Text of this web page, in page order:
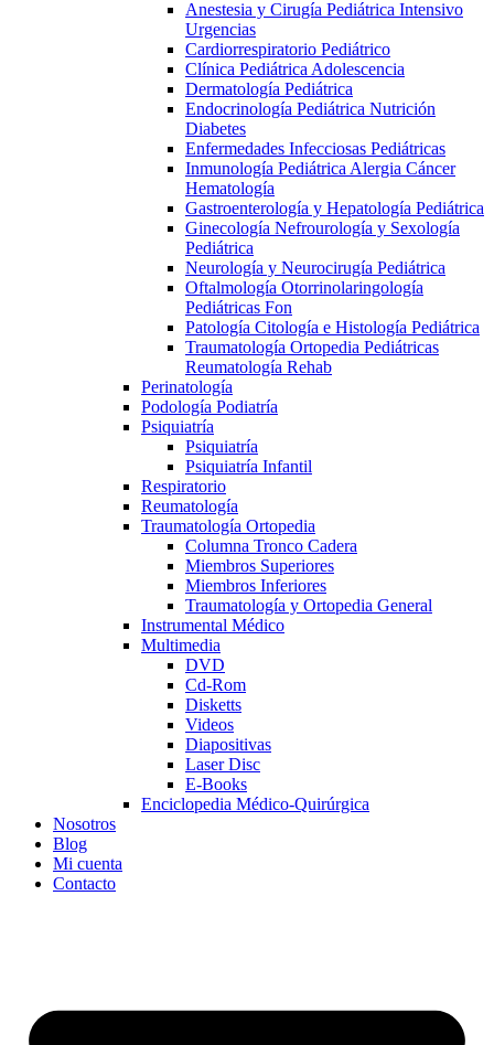
Anestesia y Cirugía Pediátrica Intensivo
Urgencias
Cardiorrespiratorio Pediátrico
Clínica Pediátrica Adolescencia
Dermatología Pediátrica
Endocrinología Pediátrica Nutrición
Diabetes
Enfermedades Infecciosas Pediátricas
Inmunología Pediátrica Alergia Cáncer
Hematología
Gastroenterología y Hepatología Pediátrica
Ginecología Nefrourología y Sexología
Pediátrica
Neurología y Neurocirugía Pediátrica
Oftalmología Otorrinolaringología
Pediátricas Fon
Patología Citología e Histología Pediátrica
Traumatología Ortopedia Pediátricas
Reumatología Rehab
Perinatología
Podología Podiatría
Psiquiatría
Psiquiatría
Psiquiatría Infantil
Respiratorio
Reumatología
Traumatología Ortopedia
Columna Tronco Cadera
Miembros Superiores
Miembros Inferiores
Traumatología y Ortopedia General
Instrumental Médico
Multimedia
DVD
Cd-Rom
Disketts
Videos
Diapositivas
Laser Disc
E-Books
Enciclopedia Médico-Quirúrgica
Nosotros
Blog
Mi cuenta
Contacto